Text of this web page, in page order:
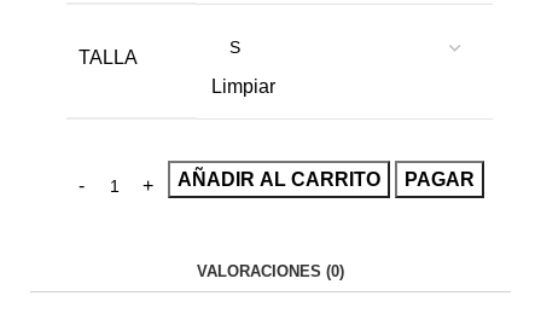
TALLA
Limpiar
AÑADIR AL CARRITO PAGAR
VALORACIONES (0)